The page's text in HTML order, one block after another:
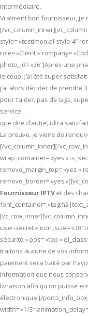
intermédiaire.
Vraiment bon fournisseur, je
[/
style= »testimonial-style-4″
role= »Client » company=
photo_id= »36″]Apres une
le coup, j’ai été super satisfait.
j’ai alors décider de prendre
pour t’aider, pas de lags,
service…
que dire d’autre, ultra
La preuve, je viens de
[/vc_column_inner][/
wrap_container= »yes »
remove_margin_top= »yes »
remove_border= »yes
Fournisseur IPTVet des
font_container=
user-secret » icon_size=
sécurité » pos= »top »
traitons aucune de vos
paiement sera traité par
information que nous
livraison afin qu on puisse
électronique.[/
width= »1/3″